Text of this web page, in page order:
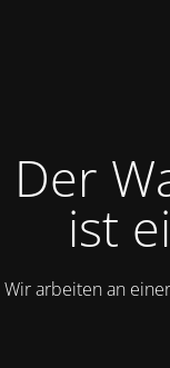
Der
ist
Wir arbeiten an